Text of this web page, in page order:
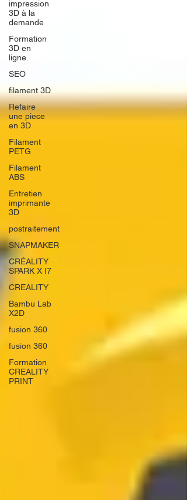
impression
3D à la
demande
Formation
3D en
ligne.
SEO
filament 3D
Refaire
une piece
en 3D
Filament
PETG
Filament
ABS
Entretien
imprimante
3D
postraitement
SNAPMAKER
CRÉALITY
SPARK X I7
CREALITY
Bambu Lab
X2D
fusion 360
fusion 360
Formation
CREALITY
PRINT